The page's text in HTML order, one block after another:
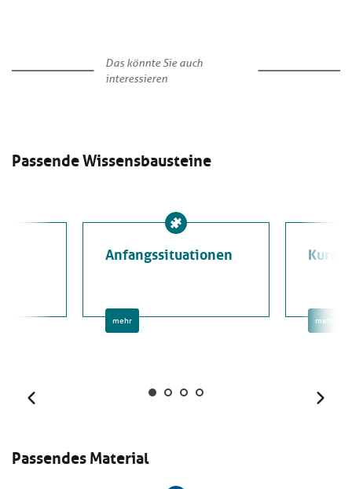
Das könnte Sie auch
interessieren
Passende Wissensbausteine
Anfangssituationen
mehr mehr
Passendes Material